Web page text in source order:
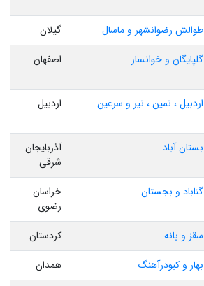
طوالش رضوانشهر و ماسال
گیلان
گلپایگان و خوانسار اصفهان
اردبیل ، نمین ، نیر و سرعین اردبیل
بستان آباد
آذربایجان
شرقی
گناباد و بجستان
خراسان
رضوی
سقز و بانه
کردستان
بهار و کبودرآهنگ
همدان